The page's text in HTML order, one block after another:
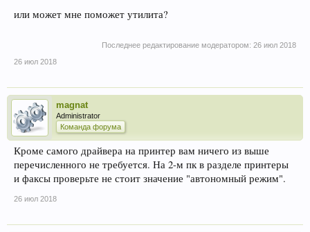
или может мне поможет утилита?
Последнее редактирование модератором: 26 июл 2018
26 июл 2018
magnat
Administrator
Команда форума
Кроме самого драйвера на принтер вам ничего из выше
перечисленного не требуется. На 2-м пк в разделе принтеры
и факсы проверьте не стоит значение "автономный режим".
26 июл 2018